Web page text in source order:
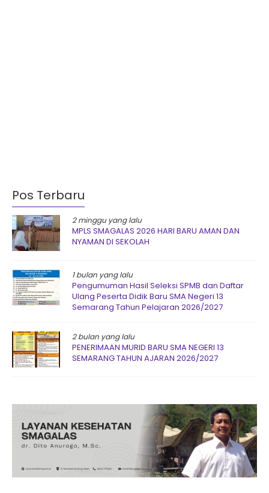
Pos Terbaru
2 minggu yang lalu
MPLS SMAGALAS 2026 HARI BARU AMAN DAN
NYAMAN DI SEKOLAH
1 bulan yang lalu
Pengumuman Hasil Seleksi SPMB dan Daftar
Ulang Peserta Didik Baru SMA Negeri 13
Semarang Tahun Pelajaran 2026/2027
2 bulan yang lalu
PENERIMAAN MURID BARU SMA NEGERI 13
SEMARANG TAHUN AJARAN 2026/2027